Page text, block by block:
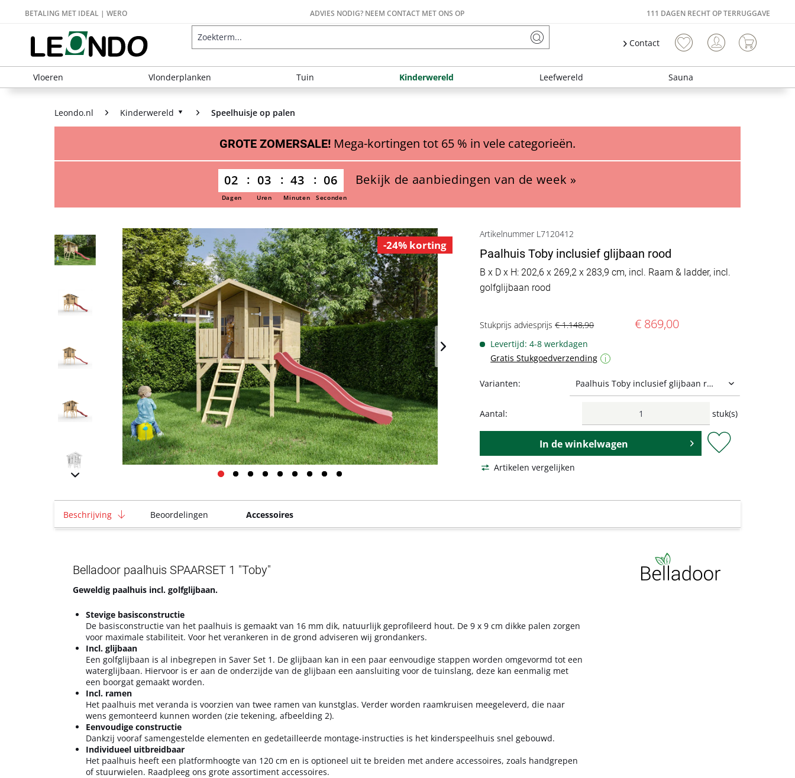
BETALING MET IDEAL | WERO ADVIES NODIG? NEEM CONTACT MET ONS OP 111 DAGEN RECHT OP TERRUGGAVE
Contact
Vloeren Vlonderplanken Tuin Kinderwereld Leefwereld Sauna
Leondo.nl Kinderwereld Speelhuisje op palen
GROTE ZOMERSALE! Mega-kortingen tot 65 % in vele categorieën.
02 03 43 05
Dagen Uren Minuten Seconden
Bekijk de aanbiedingen van de week »
-24% korting
Artikelnummer L7120412
Paalhuis Toby inclusief glijbaan rood
B x D x H: 202,6 x 269,2 x 283,9 cm, incl. Raam & ladder, incl.
golfglijbaan rood
Stukprijs adviesprijs€ 1.148,90 € 869,00
Levertijd: 4-8 werkdagen
Gratis Stukgoedverzending
i
Varianten:
Aantal: stuk(s)
In de winkelwagen
Artikelen vergelijken
Beschrijving Beoordelingen Accessoires
Belladoor paalhuis SPAARSET 1 "Toby"
Geweldig paalhuis incl. golfglijbaan.
Stevige basisconstructie
De basisconstructie van het paalhuis is gemaakt van 16 mm dik, natuurlijk geprofileerd hout. De 9 x 9 cm dikke palen zorgen
voor maximale stabiliteit. Voor het verankeren in de grond adviseren wij grondankers.
Incl. glijbaan
Een golfglijbaan is al inbegrepen in Saver Set 1. De glijbaan kan in een paar eenvoudige stappen worden omgevormd tot een
waterglijbaan. Hiervoor is er aan de onderzijde van de glijbaan een aansluiting voor de tuinslang, deze kan eenmalig met
een boorgat gemaakt worden.
Incl. ramen
Het paalhuis met veranda is voorzien van twee ramen van kunstglas. Verder worden raamkruisen meegeleverd, die naar
wens gemonteerd kunnen worden (zie tekening, afbeelding 2).
Eenvoudige constructie
Dankzij vooraf samengestelde elementen en gedetailleerde montage-instructies is het kinderspeelhuis snel gebouwd.
Individueel uitbreidbaar
Het paalhuis heeft een platformhoogte van 120 cm en is optioneel uit te breiden met andere accessoires, zoals handgrepen
of stuurwielen. Raadpleeg ons grote assortiment accessoires.